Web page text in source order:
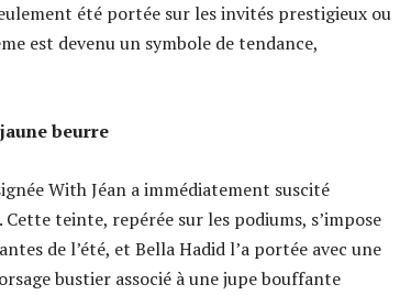
été portée sur les invités prestigieux ou
est devenu un symbole de tendance,
beurre
With Jéan a immédiatement suscité
teinte, repérée sur les podiums, s’impose
de l’été, et Bella Hadid l’a portée avec une
bustier associé à une jupe bouffante